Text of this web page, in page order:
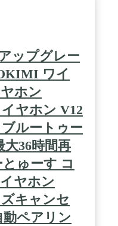
ターが目に飛び込み
的なので、バッテ
ふさわしいパワーで
ステム — 7種類の
由なフレーミング
解像度の写真に一
もたらします。3
15 Proなら、さらに
ローズアップで撮影
アクションボタン
う機能への新しい近
スメモ、ショートカ
設定したら、長押し
の接続機能 — 新し
15 Proと同じケー
。USB 3に対応した
に向上しました。さ
速くファイルをダウ
めに設計された安
iPhoneが自動車で
たが電話をかけられ
アップグレー
ワイ
ホン
ヤホン V12
ルートゥー
大36時間再
ゅーす コ
ヤホン
キャンセ
動ペアリン